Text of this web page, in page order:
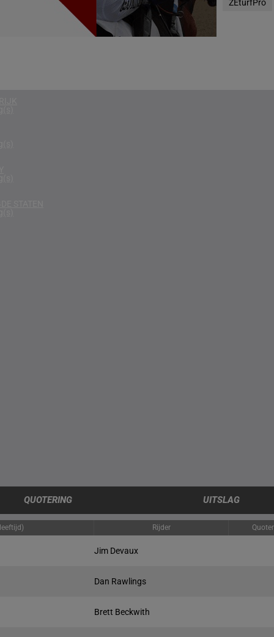
STATEN
ZEturfPro
QUOTERING UITSLAG
Rijder
Jim Devaux
Dan Rawlings
Brett Beckwith